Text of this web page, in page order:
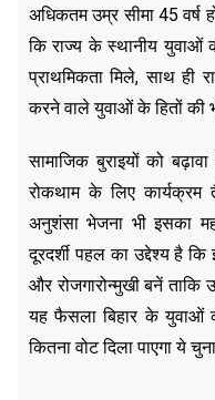
अधिकतम उम्र सीमा 45 वर्ष
कि राज्य के स्थानीय युवाओं
प्राथमिकता मिले, साथ
करने वाले युवाओं के हितों की
सामाजिक बुराइयों को
रोकथाम के लिए
अनुशंसा भेजना भी इसका
दूरदर्शी पहल का उद्देश्य है
और रोजगारोन्मुखी बनें ताकि
यह फैसला बिहार के युवाओं
कितना वोट दिला पाएगा ये